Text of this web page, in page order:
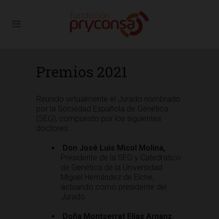
Premios 2021
Reunido virtualmente el Jurado nombrado
por la Sociedad Española de Genética
(SEG), compuesto por los siguientes
doctores:
Don José Luis Micol Molina,
Presidente de la SEG y Catedrático
de Genética de la Universidad
Miguel Hernández de Elche,
actuando como presidente del
Jurado.
Doña Montserrat Elías Arnanz,